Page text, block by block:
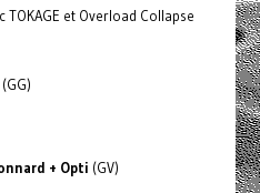
TOKAGE et Overload Collapse
+ Opti (GV)